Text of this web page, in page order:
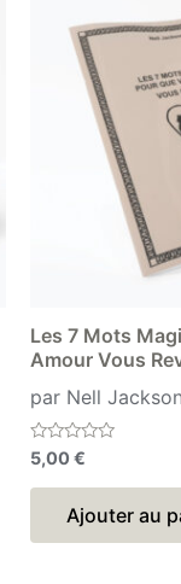
Les 7 Mots
Amour Vous
par Nell Jackson
Note
0
sur
5,00 €
Ajouter au